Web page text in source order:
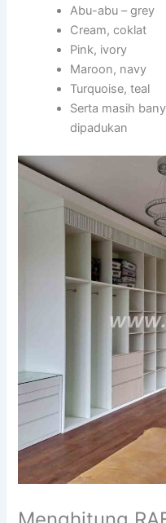
Abu-abu – grey
Cream, coklat
Pink, ivory
Maroon, navy
Turquoise, teal
Serta masih
dipadukan